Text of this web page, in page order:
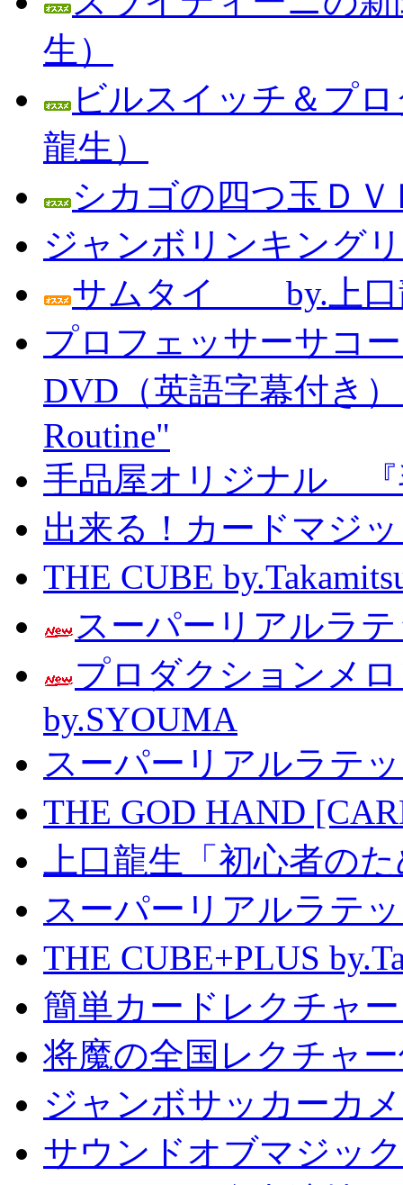
生）
ビルスイッチ＆プ
龍生）
シカゴの四つ玉Ｄ
ジャンボリンキング
サムタイ by.上口
プロフェッサーサコ
DVD（英語字幕付き
Routine"
手品屋オリジナル 『
出来る！カードマジ
THE CUBE
スーパーリアルラ
プロダクションメ
by.SYOUMA
スーパーリアルラテ
THE GOD HAND
上口龍生「初心者の
スーパーリアルラテ
THE CUBE+PLUS
簡単カードレクチャ
将魔の全国レクチャ
ジャンボサッカーカ
サウンドオブマジッ